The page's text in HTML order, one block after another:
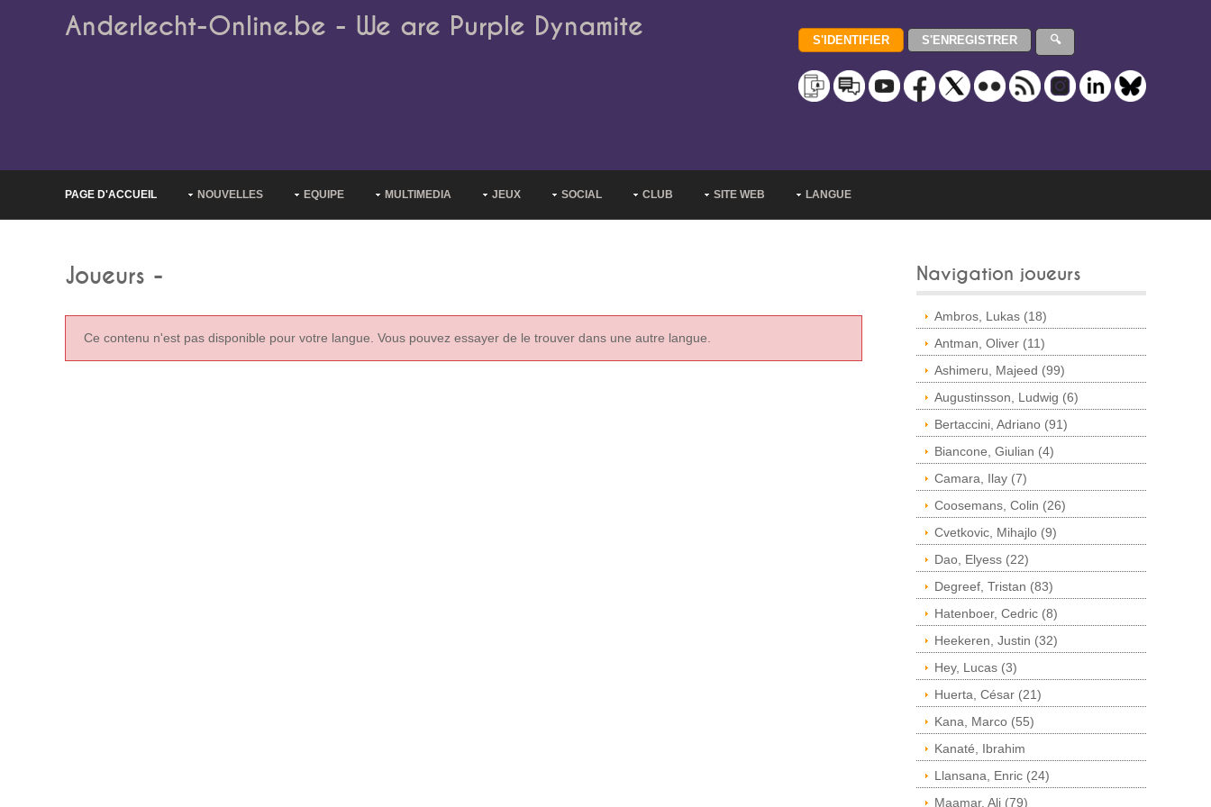
Anderlecht-Online.be - We are Purple Dynamite
PAGE D'ACCUEIL NOUVELLES EQUIPE MULTIMEDIA JEUX SOCIAL CLUB SITE WEB LANGUE
Joueurs -
Ce contenu n'est pas disponible pour votre langue. Vous pouvez essayer de le trouver dans une autre langue.
Navigation joueurs
Ambros, Lukas (18)
Antman, Oliver (11)
Ashimeru, Majeed (99)
Augustinsson, Ludwig (6)
Bertaccini, Adriano (91)
Biancone, Giulian (4)
Camara, Ilay (7)
Coosemans, Colin (26)
Cvetkovic, Mihajlo (9)
Dao, Elyess (22)
Degreef, Tristan (83)
Hatenboer, Cedric (8)
Heekeren, Justin (32)
Hey, Lucas (3)
Huerta, César (21)
Kana, Marco (55)
Kanaté, Ibrahim
Llansana, Enric (24)
Maamar, Ali (79)